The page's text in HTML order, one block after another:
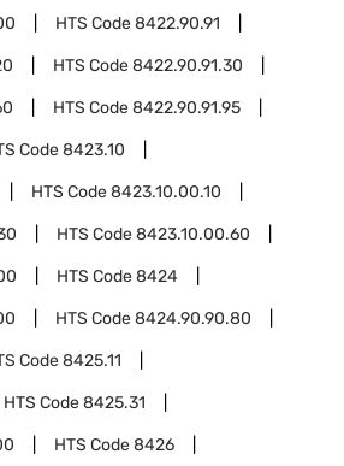
HTS Code8422.90.91
HTS Code8422.90.91.30
HTS Code8422.90.91.95
Code8423.10
HTS Code8423.10.00.10
HTS Code8423.10.00.60
HTS Code8424
HTS Code8424.90.90.80
Code8425.11
HTS Code8425.31
HTS Code8426